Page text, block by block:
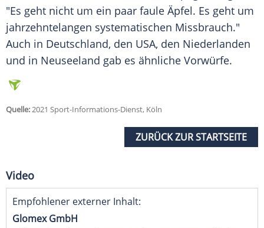
"Es geht nicht um ein paar faule Äpfel. Es geht um
jahrzehntelangen systematischen Missbrauch."
Auch in Deutschland, den USA, den Niederlanden
und in Neuseeland gab es ähnliche Vorwürfe.
Quelle:2021 Sport-Informations-Dienst, Köln
ZURÜCK ZUR STARTSEITE
Video
Empfohlener externer Inhalt:
Glomex GmbH